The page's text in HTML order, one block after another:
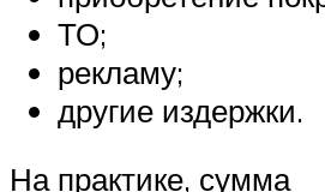
ТО;
рекламу;
другие издержки.
На практике, сумма